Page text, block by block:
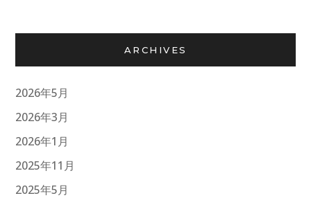
ARCHIVES
2026年5月
2026年3月
2026年1月
2025年11月
2025年5月